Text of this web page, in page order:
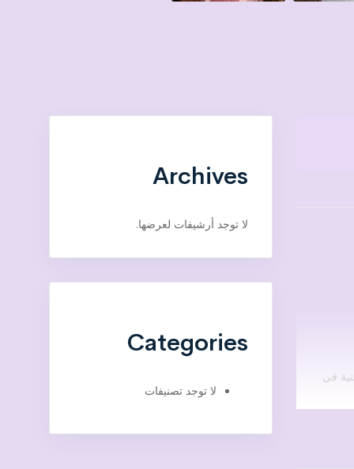
في
Archives
لا توجد أرشيفات لعرضها.
Categories
لا توجد تصنيفات